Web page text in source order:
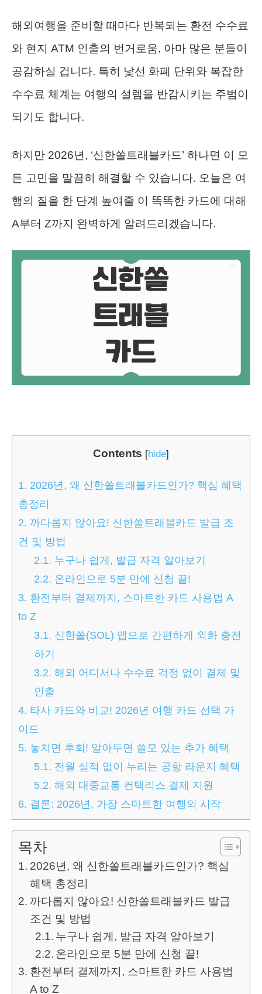
해외여행을 준비할 때마다 반복되는 환전 수수료
와 현지 ATM 인출의 번거로움, 아마 많은 분들이
공감하실 겁니다. 특히 낯선 화폐 단위와 복잡한
수수료 체계는 여행의 설렘을 반감시키는 주범이
되기도 합니다.
하지만 2026년, ‘신한쏠트래블카드’ 하나면 이 모
든 고민을 말끔히 해결할 수 있습니다. 오늘은 여
행의 질을 한 단계 높여줄 이 똑똑한 카드에 대해
A부터 Z까지 완벽하게 알려드리겠습니다.
Contents [hide]
1. 2026년, 왜 신한쏠트래블카드인가? 핵심 혜택
총정리
2. 까다롭지 않아요! 신한쏠트래블카드 발급 조
건 및 방법
2.1. 누구나 쉽게, 발급 자격 알아보기
2.2. 온라인으로 5분 만에 신청 끝!
3. 환전부터 결제까지, 스마트한 카드 사용법 A
to Z
3.1. 신한쏠(SOL) 앱으로 간편하게 외화 충전
하기
3.2. 해외 어디서나 수수료 걱정 없이 결제 및
인출
4. 타사 카드와 비교! 2026년 여행 카드 선택 가
이드
5. 놓치면 후회! 알아두면 쓸모 있는 추가 혜택
5.1. 전월 실적 없이 누리는 공항 라운지 혜택
5.2. 해외 대중교통 컨택리스 결제 지원
6. 결론: 2026년, 가장 스마트한 여행의 시작
목차
2026년, 왜 신한쏠트래블카드인가? 핵심
혜택 총정리
까다롭지 않아요! 신한쏠트래블카드 발급
조건 및 방법
누구나 쉽게, 발급 자격 알아보기
온라인으로 5분 만에 신청 끝!
환전부터 결제까지, 스마트한 카드 사용법
A to Z